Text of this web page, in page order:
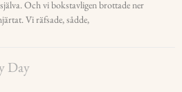
Och vi bokstavligen brottade ner
Vi räfsade, sådde,
Day